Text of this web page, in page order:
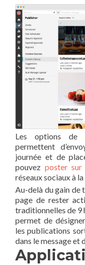
Les options de
permettent
journée et de
pouvez poster sur
réseaux sociaux à
Au-delà du gain de
page de rester
traditionnelles de 9
permet de
les publications
dans le message et